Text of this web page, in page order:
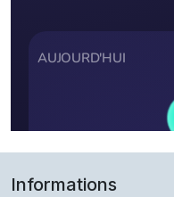
Informations